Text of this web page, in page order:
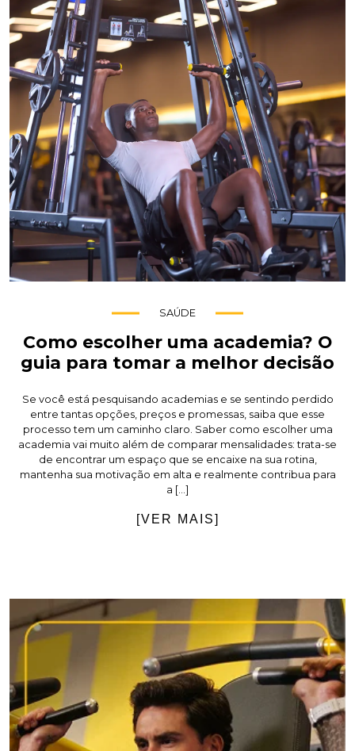
SAÚDE
Como escolher uma academia? O
guia para tomar a melhor decisão
Se você está pesquisando academias e se sentindo perdido
entre tantas opções, preços e promessas, saiba que esse
processo tem um caminho claro. Saber como escolher uma
academia vai muito além de comparar mensalidades: trata-se
de encontrar um espaço que se encaixe na sua rotina,
mantenha sua motivação em alta e realmente contribua para
a […]
[VER MAIS]